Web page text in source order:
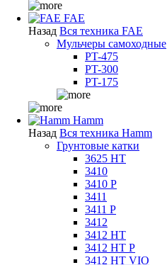
FAE
Назад Вся техника FAE
Мульчеры самоходные
PT-475
PT-300
PT-175
Hamm
Назад Вся техника Hamm
Грунтовые катки
3625 HT
3410
3410 P
3411
3411 P
3412
3412 HT
3412 HT P
3412 HT VIO